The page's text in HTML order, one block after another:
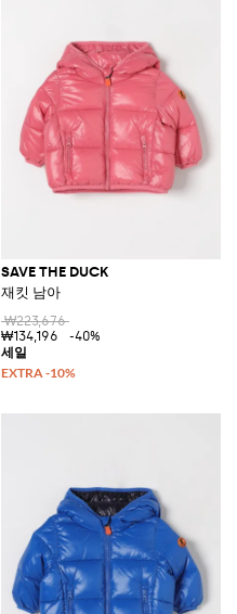
SAVE THE DUCK
재킷 남아
₩223,676
₩134,196
-40%